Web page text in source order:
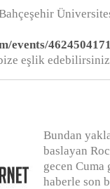
events/
eşlik
Bundan
baslayan
gecen Cuma
haberle son